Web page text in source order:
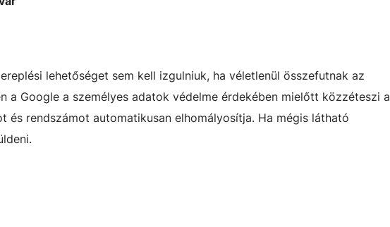
lehetőséget sem kell izgulniuk, ha véletlenül összefutnak az
a Google a személyes adatok védelme érdekében mielőtt közzéteszi a
és rendszámot automatikusan elhomályosítja. Ha mégis látható